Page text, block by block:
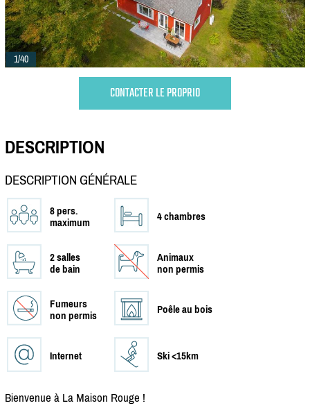
1/40
CONTACTER LE PROPRIO
DESCRIPTION
DESCRIPTION GÉNÉRALE
8 pers.
maximum
4 chambres
2 salles
de bain
Animaux
non permis
Fumeurs
non permis
Poêle au bois
Internet Ski <15km
Bienvenue à La Maison Rouge !